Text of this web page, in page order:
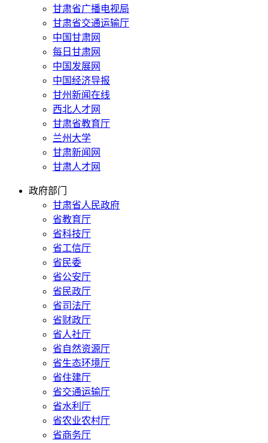
甘肃省广播电视局
甘肃省交通运输厅
中国甘肃网
每日甘肃网
中国发展网
中国经济导报
甘州新闻在线
西北人才网
甘肃省教育厅
兰州大学
甘肃新闻网
甘肃人才网
政府部门
甘肃省人民政府
省教育厅
省科技厅
省工信厅
省民委
省公安厅
省民政厅
省司法厅
省财政厅
省人社厅
省自然资源厅
省生态环境厅
省住建厅
省交通运输厅
省水利厅
省农业农村厅
省商务厅